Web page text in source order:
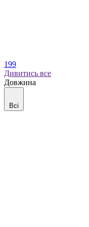
199
Дивитись все
Довжина
Всі